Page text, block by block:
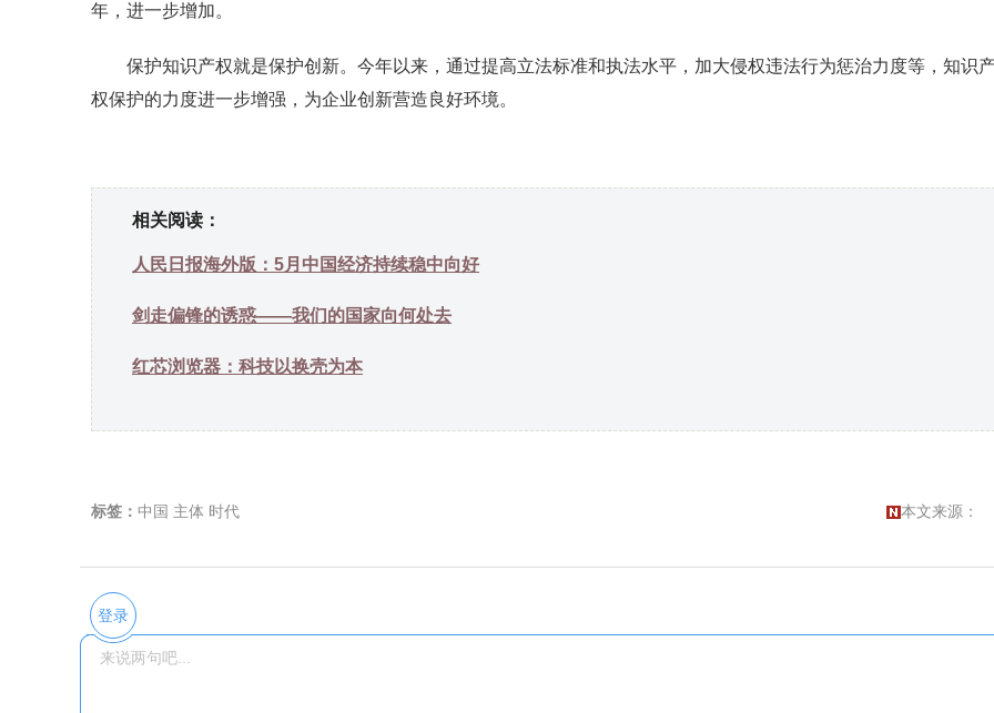
年，进一步增加。
保护知识产权就是保护创新。今年以来，通过提高立法标准和执法水平，加大侵权违法行为惩治力度等，知识
权保护的力度进一步增强，为企业创新营造良好环境。
相关阅读：
人民日报海外版：5月中国经济持续稳中向好
剑走偏锋的诱惑——我们的国家向何处去
红芯浏览器：科技以换壳为本
标签： 中国 主体 时代 本文来源：
登录